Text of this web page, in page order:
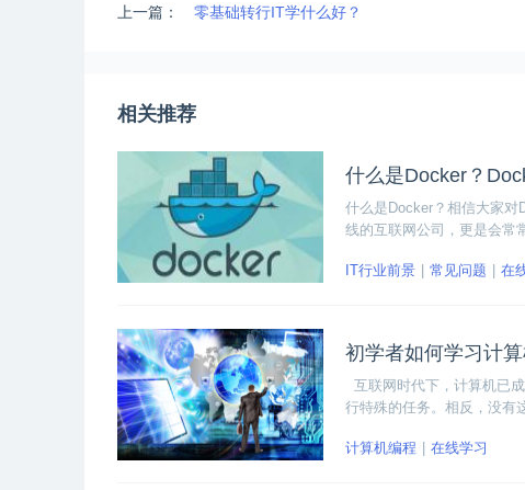
上一篇： 零基础转行IT学什么好？
相关推荐
什么是Docker？
什么是Docker？相信大家对
线的互联网公司，更是会常
IT行业前景 常见问题 在
初学者如何学习计算
互联网时代下，计算机已
行特殊的任务。相反，没有
计算机编程 在线学习